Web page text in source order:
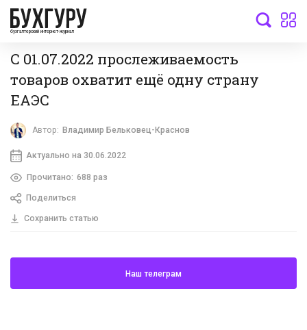
бухгалтерский интернет-журнал
С 01.07.2022 прослеживаемость
товаров охватит ещё одну страну
ЕАЭС
Автор: Владимир Бельковец-Краснов
Актуально на 30.06.2022
Прочитано: 688 раз
Поделиться
Сохранить статью
Наш телеграм